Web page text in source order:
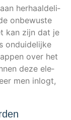
her­haal­de­li­
onbe­wus­te
kan zijn dat je
ondui­de­li­jke
over het
deze ele­
men inlogt,